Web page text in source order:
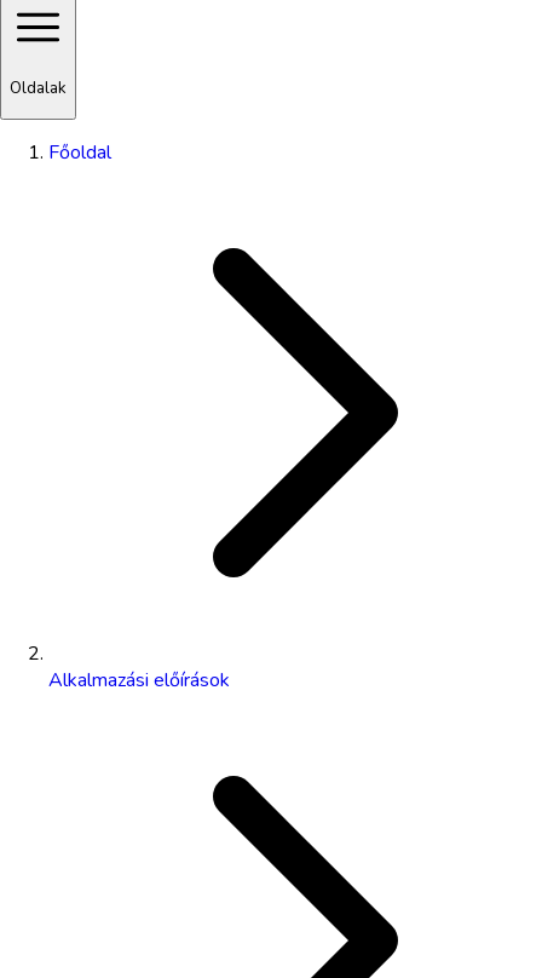
Oldalak
Főoldal
Alkalmazási előírások